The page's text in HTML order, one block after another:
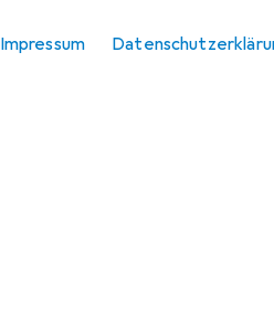
Impressum